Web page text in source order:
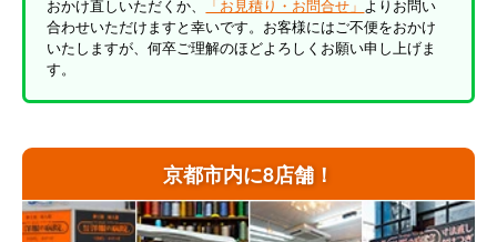
京都市内に8店舗！
おかけ直しいただくか、
「お見積り・お問合せ」 よりお問い
合わせいただけますと幸いです。お客様にはご不便をおかけ
いたしますが、何卒ご理解のほどよろしくお願い申し上げま
す。